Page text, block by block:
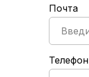
Почта
Телефон